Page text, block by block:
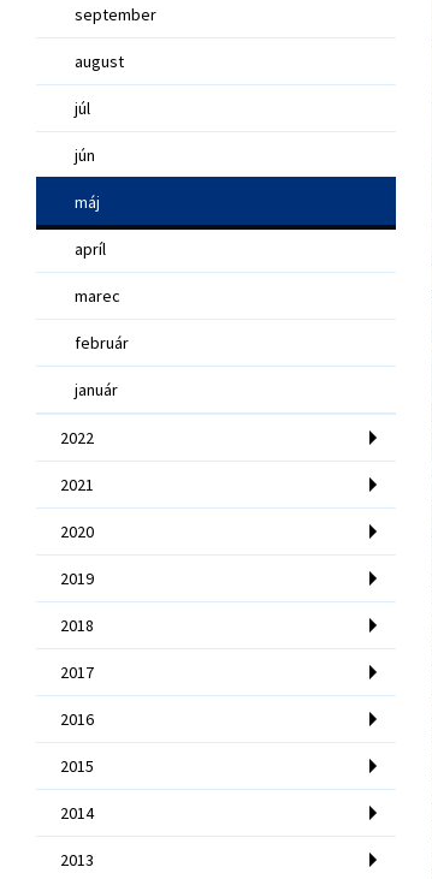
september
august
júl
jún
máj
apríl
marec
február
január
2022
2021
2020
2019
2018
2017
2016
2015
2014
2013